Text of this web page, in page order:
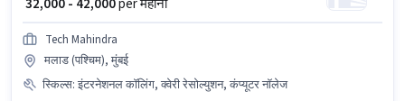
₹ 32,000 - 42,000per महीना
Tech Mahindra
मलाड (पश्चिम), मुंबई
स्किल्स: इंटरनेशनल कॉलिंग, क्वेरी रेसोल्युशन, कंप्यूटर नॉलेज